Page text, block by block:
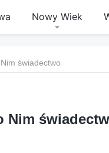
Nowy Wiek
świadectwo
Nim